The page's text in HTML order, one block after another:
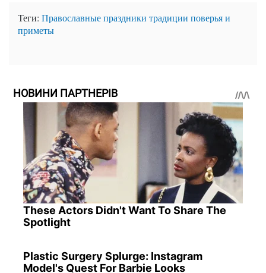
Теги: Православные праздники традиции поверья и
приметы
НОВИНИ ПАРТНЕРІВ
These Actors Didn't Want To Share The
Spotlight
Plastic Surgery Splurge: Instagram
Model's Quest For Barbie Looks